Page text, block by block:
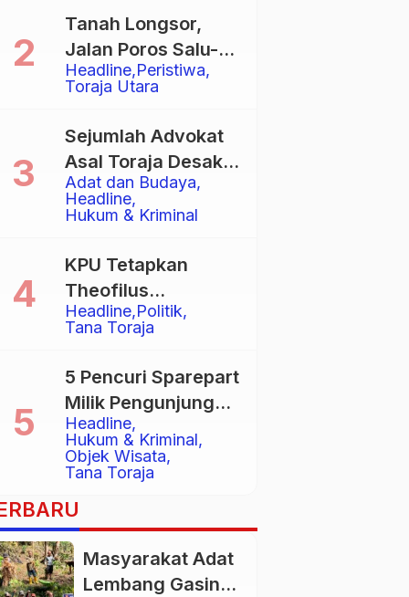
Balikpapan
Headline Peristiwa
Toraja Utara
Tanah Longsor,
Jalan Poros Salu-
Dende’ Tertutup
Total
Adat dan Budaya
Headline
Hukum & Kriminal
Sejumlah Advokat
Asal Toraja Desak
Mahkamah Agung
Larang Penggunaan
Eksekusi Rumah
Adat Tongkonan
Headline Politik
Tana Toraja
KPU Tetapkan
Theofilus
Allorerung dan
Zadrak Tombe
sebagai Bupati dan
Wakil Bupati Tana
Toraja Terpilih
Headline
Hukum & Kriminal
Objek Wisata
Tana Toraja
5 Pencuri Sparepart
Milik Pengunjung
Objek Wisata
Pango-Pango
Ditangkap Polisi
Masyarakat Adat
Lembang Gasing